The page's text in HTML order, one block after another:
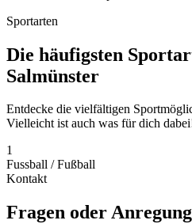
Sportarten
Die häufigsten
Salmünster
Entdecke die vielfältigen
Vielleicht ist auch was für dich
1
Fussball / Fußball
Kontakt
Fragen oder